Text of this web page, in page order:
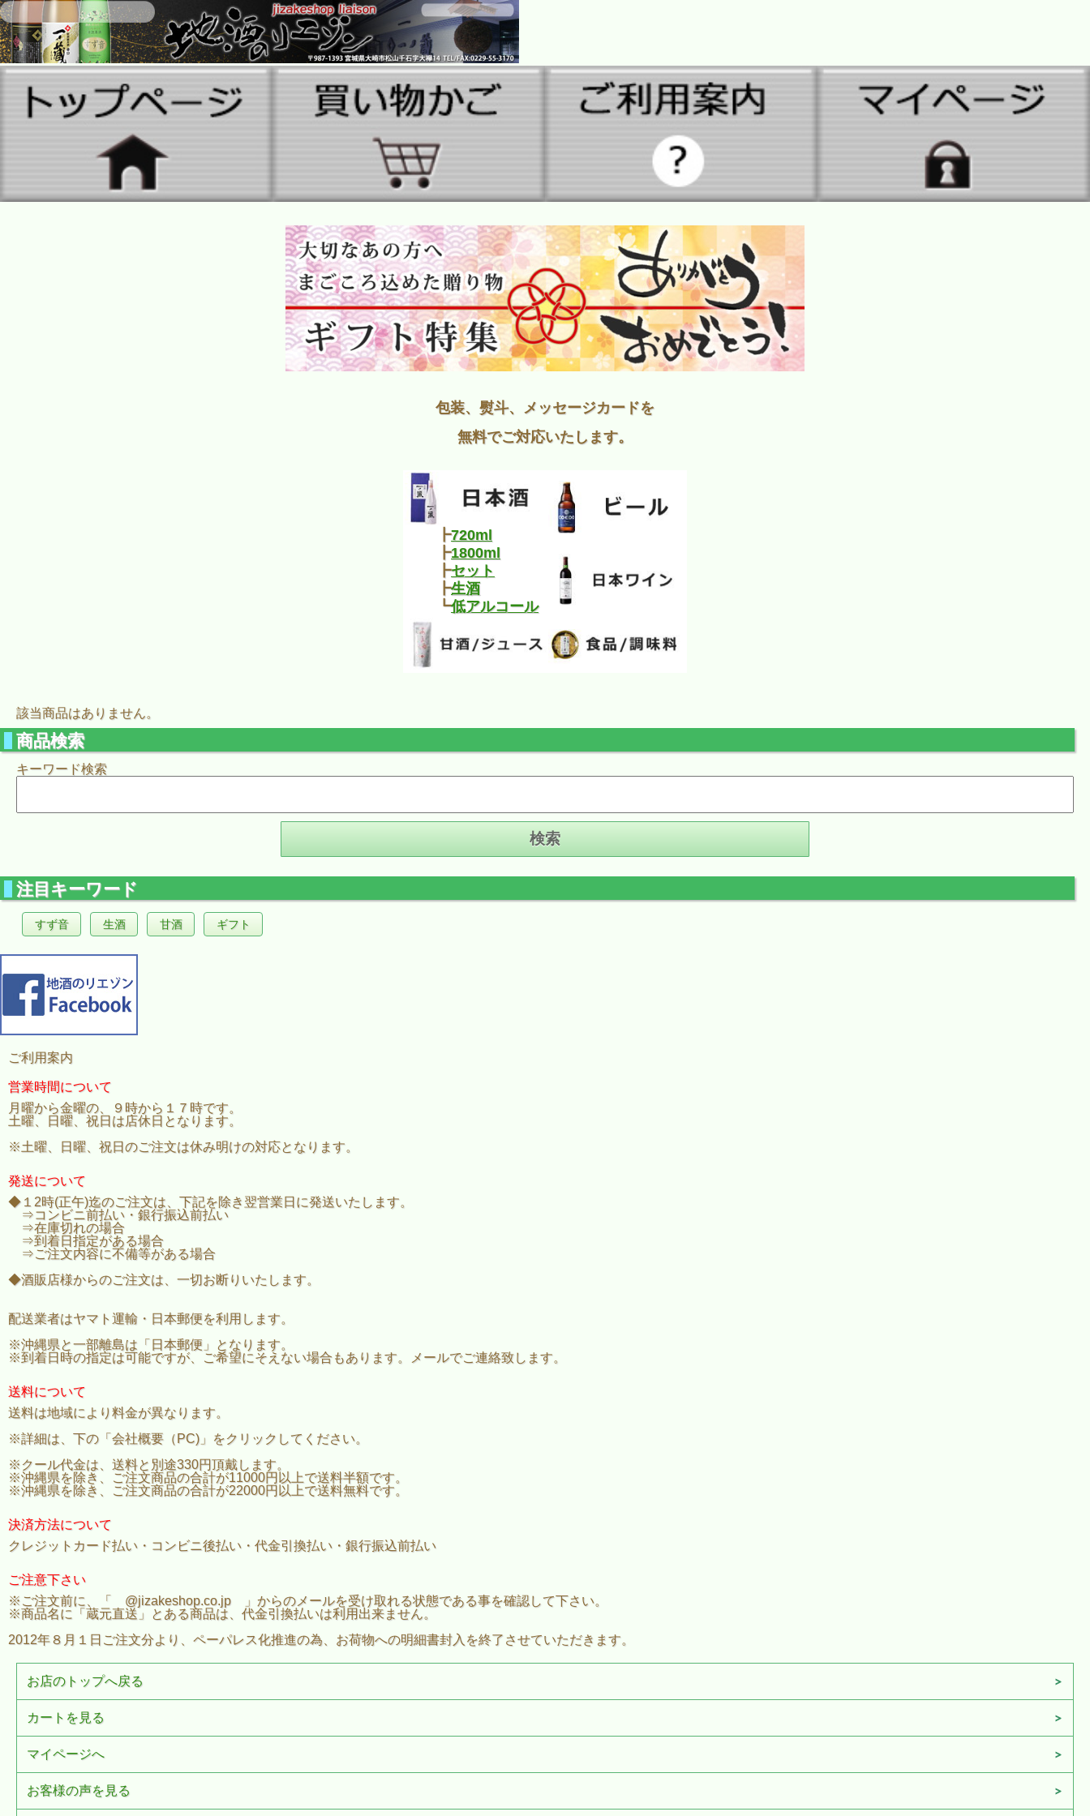
包装、熨斗、メッセージカードを
無料でご対応いたします。
┣720ml
┣1800ml
┣セット
┣生酒
┗低アルコール
該当商品はありません。
商品検索
キーワード検索
注目キーワード
すず音 生酒 甘酒 ギフト
ご利用案内
営業時間について
月曜から金曜の、９時から１７時です。
土曜、日曜、祝日は店休日となります。
※土曜、日曜、祝日のご注文は休み明けの対応となります。
発送について
◆１2時(正午)迄のご注文は、下記を除き翌営業日に発送いたします。
⇒コンビニ前払い・銀行振込前払い
⇒在庫切れの場合
⇒到着日指定がある場合
⇒ご注文内容に不備等がある場合
◆酒販店様からのご注文は、一切お断りいたします。
配送業者はヤマト運輸・日本郵便を利用します。
※沖縄県と一部離島は「日本郵便」となります。
※到着日時の指定は可能ですが、ご希望にそえない場合もあります。メールでご連絡致します。
送料について
送料は地域により料金が異なります。
※詳細は、下の「会社概要（PC)」をクリックしてください。
※クール代金は、送料と別途330円頂戴します。
※沖縄県を除き、ご注文商品の合計が11000円以上で送料半額です。
※沖縄県を除き、ご注文商品の合計が22000円以上で送料無料です。
決済方法について
クレジットカード払い・コンビニ後払い・代金引換払い・銀行振込前払い
ご注意下さい
※ご注文前に、「 @jizakeshop.co.jp 」からのメールを受け取れる状態である事を確認して下さい。
※商品名に「蔵元直送」とある商品は、代金引換払いは利用出来ません。
2012年８月１日ご注文分より、ペーパレス化推進の為、お荷物への明細書封入を終了させていただきます。
お店のトップへ戻る
カートを見る
マイページへ
お客様の声を見る